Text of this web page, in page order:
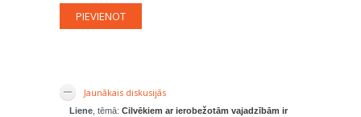
Jaunākais diskusijās
Liene , tēmā: Cilvēkiem ar ierobežotām vajadzībām ir